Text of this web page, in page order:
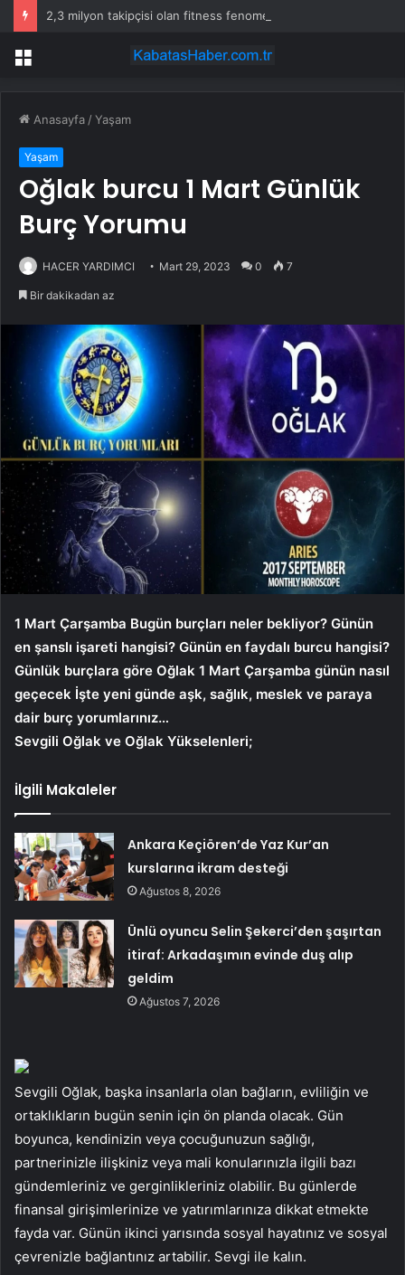
Menü
Anasayfa /Yaşam
Yaşam
Oğlak burcu 1 Mart Günlük
Burç Yorumu
HACER YARDIMCI Mart 29, 2023 0 7
Bir dakikadan az
1 Mart Çarşamba Bugün burçları neler bekliyor? Günün
en şanslı işareti hangisi? Günün en faydalı burcu hangisi?
Günlük burçlara göre Oğlak 1 Mart Çarşamba günün nasıl
geçecek İşte yeni günde aşk, sağlık, meslek ve paraya
dair burç yorumlarınız…
Sevgili Oğlak ve Oğlak Yükselenleri;
İlgili Makaleler
Ankara Keçiören’de Yaz Kur’an
kurslarına ikram desteği
Ağustos 8, 2026
Ünlü oyuncu Selin Şekerci’den şaşırtan
itiraf: Arkadaşımın evinde duş alıp
geldim
Ağustos 7, 2026
Sevgili Oğlak, başka insanlarla olan bağların, evliliğin ve
ortaklıkların bugün senin için ön planda olacak. Gün
boyunca, kendinizin veya çocuğunuzun sağlığı,
partnerinizle ilişkiniz veya mali konularınızla ilgili bazı
gündemleriniz ve gerginlikleriniz olabilir. Bu günlerde
finansal girişimlerinize ve yatırımlarınıza dikkat etmekte
fayda var. Günün ikinci yarısında sosyal hayatınız ve sosyal
çevrenizle bağlantınız artabilir. Sevgi ile kalın.